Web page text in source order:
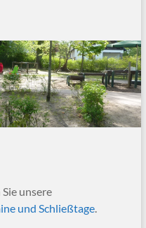
unsere
und Schließtage.